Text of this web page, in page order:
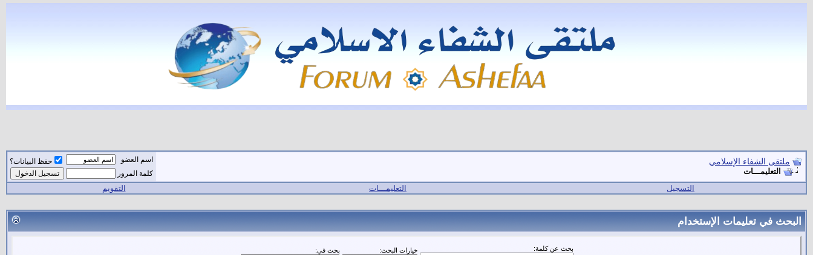
ملتقى الشفاء الإسلامي
التعليمـــات
اسم العضو
حفظ البيانات؟
كلمة المرور
التسجيل التعليمـــات التقويم
البحث في تعليمات الإستخدام
بحث عن كلمة: خيارات البحث: بحث في: